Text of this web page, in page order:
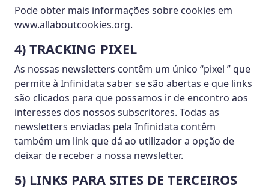
Pode obter mais informações sobre cookies em
www.allaboutcookies.org.
4) TRACKING PIXEL
As nossas newsletters contêm um único “pixel ” que
permite à Infinidata saber se são abertas e que links
são clicados para que possamos ir de encontro aos
interesses dos nossos subscritores. Todas as
newsletters enviadas pela Infinidata contêm
também um link que dá ao utilizador a opção de
deixar de receber a nossa newsletter.
5) LINKS PARA SITES DE TERCEIROS